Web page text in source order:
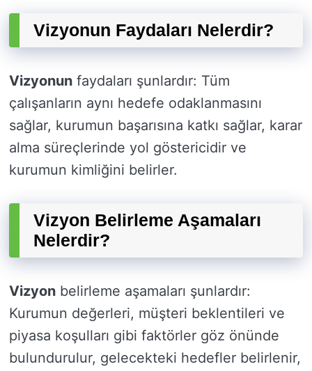
Vizyonun Faydaları Nelerdir?
Vizyonun faydaları şunlardır: Tüm
çalışanların aynı hedefe odaklanmasını
sağlar, kurumun başarısına katkı sağlar, karar
alma süreçlerinde yol göstericidir ve
kurumun kimliğini belirler.
Vizyon Belirleme Aşamaları
Nelerdir?
Vizyon belirleme aşamaları şunlardır:
Kurumun değerleri, müşteri beklentileri ve
piyasa koşulları gibi faktörler göz önünde
bulundurulur, gelecekteki hedefler belirlenir,